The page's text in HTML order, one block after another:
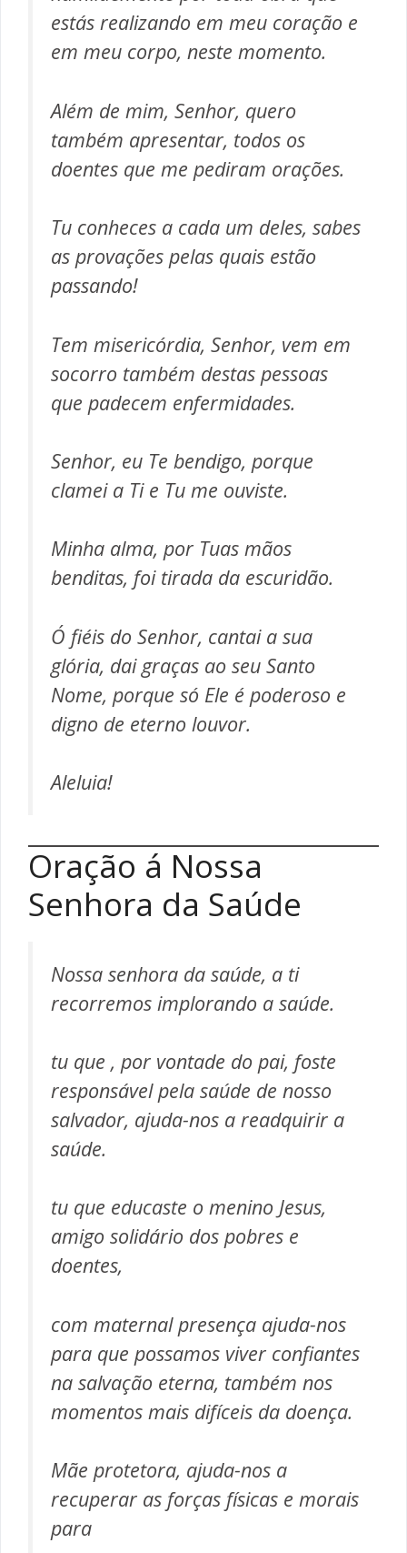
estás realizando em meu coração e
em meu corpo, neste momento.
Além de mim, Senhor, quero
também apresentar, todos os
doentes que me pediram orações.
Tu conheces a cada um deles, sabes
as provações pelas quais estão
passando!
Tem misericórdia, Senhor, vem em
socorro também destas pessoas
que padecem enfermidades.
Senhor, eu Te bendigo, porque
clamei a Ti e Tu me ouviste.
Minha alma, por Tuas mãos
benditas, foi tirada da escuridão.
Ó fiéis do Senhor, cantai a sua
glória, dai graças ao seu Santo
Nome, porque só Ele é poderoso e
digno de eterno louvor.
Aleluia!
Oração á Nossa
Senhora da Saúde
Nossa senhora da saúde, a ti
recorremos implorando a saúde.
tu que , por vontade do pai, foste
responsável pela saúde de nosso
salvador, ajuda-nos a readquirir a
saúde.
tu que educaste o menino Jesus,
amigo solidário dos pobres e
doentes,
com maternal presença ajuda-nos
para que possamos viver confiantes
na salvação eterna, também nos
momentos mais difíceis da doença.
Mãe protetora, ajuda-nos a
recuperar as forças físicas e morais
para